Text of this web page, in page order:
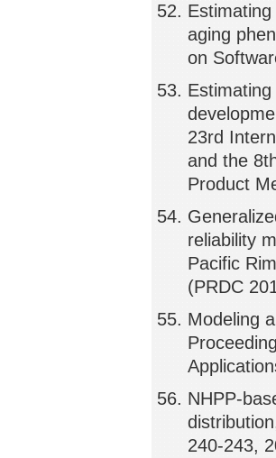
aging
on
23rd
and the
Product
reliability
Pacific
(PRDC
Modeling
NHPP-
240-243,